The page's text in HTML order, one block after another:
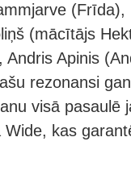
(mācītājs
Apinis
rezonansi
visā pasaulē
kas